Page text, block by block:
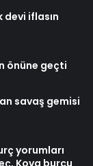
iflasın
önüne geçti
savaş gemisi
yorumları